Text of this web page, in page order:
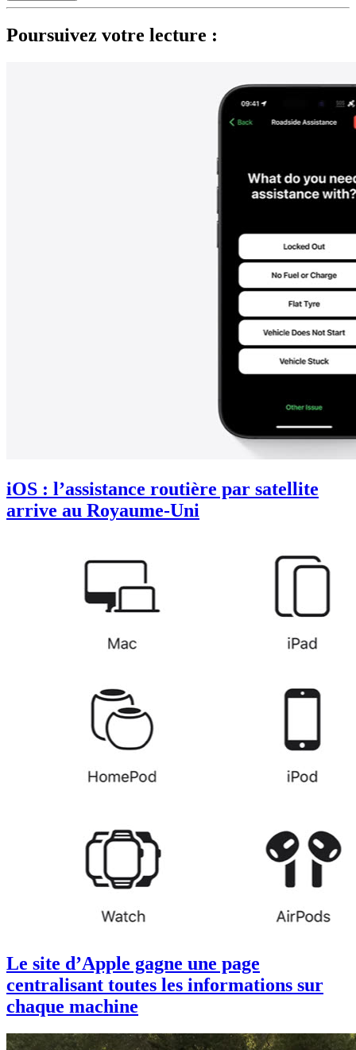
Poursuivez votre lecture :
iOS : l’assistance routière par satellite
arrive au Royaume-Uni
Le site d’Apple gagne une page
centralisant toutes les informations sur
chaque machine